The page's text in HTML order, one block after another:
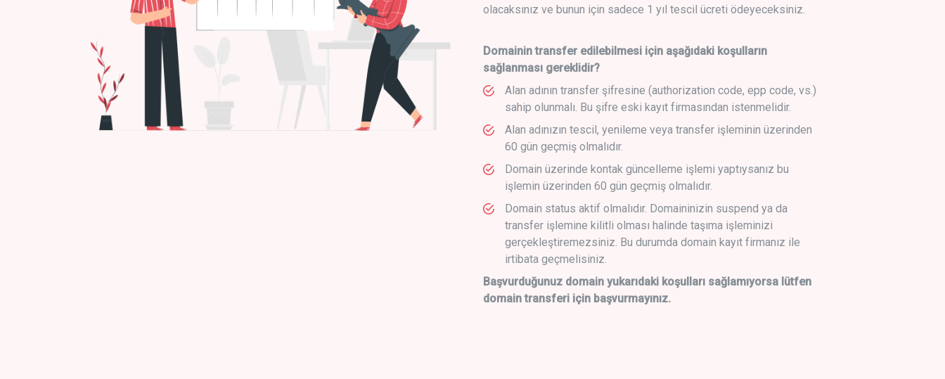
olacaksınız ve bunun için sadece 1 yıl tescil ücreti ödeyeceksiniz.
Domainin transfer edilebilmesi için aşağıdaki koşulların
sağlanması gereklidir?
Alan adının transfer şifresine (authorization code, epp code, vs.)
sahip olunmalı. Bu şifre eski kayıt firmasından istenmelidir.
Alan adınızın tescil, yenileme veya transfer işleminin üzerinden
60 gün geçmiş olmalıdır.
Domain üzerinde kontak güncelleme işlemi yaptıysanız bu
işlemin üzerinden 60 gün geçmiş olmalıdır.
Domain status aktif olmalıdır. Domaininizin suspend ya da
transfer işlemine kilitli olması halinde taşıma işleminizi
gerçekleştiremezsiniz. Bu durumda domain kayıt firmanız ile
irtibata geçmelisiniz.
Başvurduğunuz domain yukarıdaki koşulları sağlamıyorsa lütfen
domain transferi için başvurmayınız.